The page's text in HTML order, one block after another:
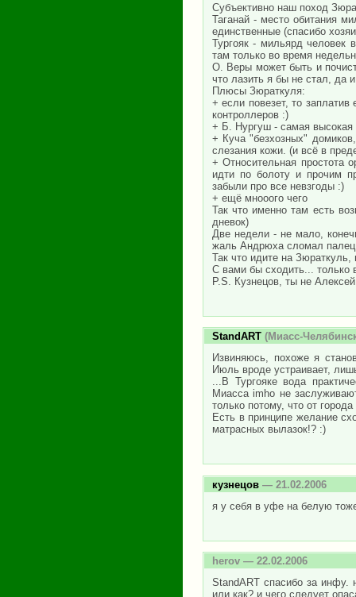
Субъективно наш поход
Таганай - место обитания
единственные (спасибо
Тургояк - мильярд человек
там только во время
О. Веры может быть и
что лазить я бы не стал, да
Плюсы Зюраткуля:
+ если повезет, то
контроллеров :)
+ Б. Нургуш - самая высокая
+ Куча "безхозных"
слезания кожи. (и всё в
+ Относительная простота
идти по болоту и прочим
забыли про все невзгоды :)
+ ещё мнооого чего
Так что именно там есть
дневок)
Две недели - не мало,
жаль Андрюха сломал палец
Так что идите на
С вами бы сходить... только
P.S. Кузнецов, ты не
StandART (Миасс-
Извиняюсь, похоже я
Июль вроде устраивает,
...В Тургояке вода
Миасса imho не
только потому, что от
Есть в принципе желание
матрасных вылазок!? :)
кузнецов — 21.02.2006
я у себя в уфе на белую
herov — 22.02.2006
StandART спасибо за инфу.
или как? и чего следует